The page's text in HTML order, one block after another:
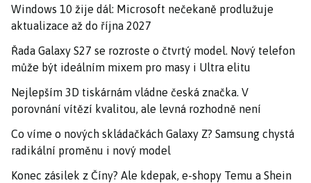
Windows 10 žije dál: Microsoft nečekaně prodlužuje
aktualizace až do října 2027
Řada Galaxy S27 se rozroste o čtvrtý model. Nový telefon
může být ideálním mixem pro masy i Ultra elitu
Nejlepším 3D tiskárnám vládne česká značka. V
porovnání vítězí kvalitou, ale levná rozhodně není
Co víme o nových skládačkách Galaxy Z? Samsung chystá
radikální proměnu i nový model
Konec zásilek z Číny? Ale kdepak, e-shopy Temu a Shein